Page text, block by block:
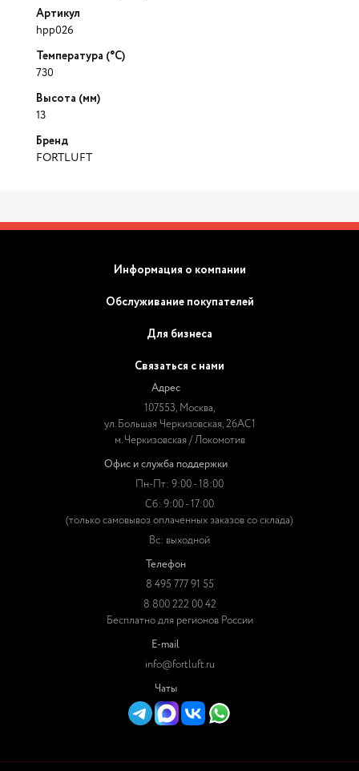
Артикул
hpp026
Температура (°C)
730
Высота (мм)
13
Бренд
FORTLUFT
Информация о компании
Обслуживание покупателей
Для бизнеса
Связаться с нами
Адрес
107553, Москва,
ул. Большая Черкизовская, 26АС1
м. Черкизовская / Локомотив
Офис и служба поддержки
Пн-Пт: 9:00 - 18:00
Сб: 9:00 - 17:00
(только самовывоз оплаченных заказов со склада)
Вс: выходной
Телефон
8 495 777 91 55
8 800 222 00 42
Бесплатно для регионов России
E-mail
info@fortluft.ru
Чаты